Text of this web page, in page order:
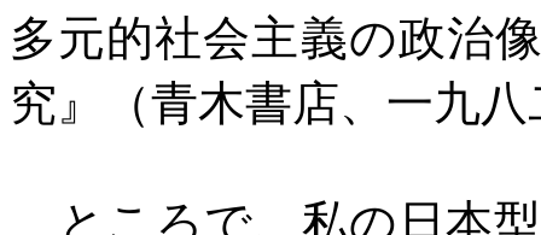
多元的社会主義の政治
究』（青木書店、一九
ところで、私の日本